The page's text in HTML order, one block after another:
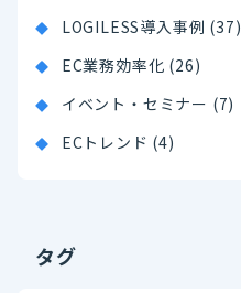
LOGILESS導入事例 (37)
EC業務効率化 (26)
イベント・セミナー (7)
ECトレンド (4)
タグ